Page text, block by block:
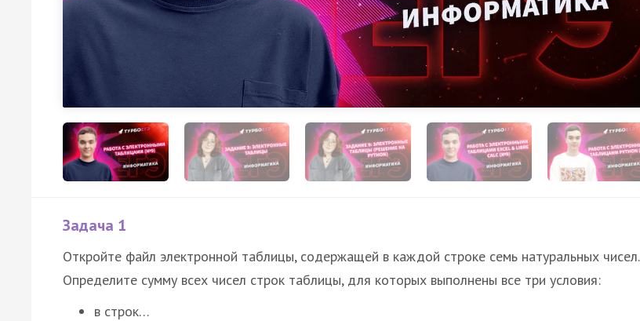
Задача 1
Откройте файл электронной таблицы, содержащей в каждой строке семь натуральных чисел.
Определите сумму всех чисел строк таблицы, для которых выполнены все три условия:
в строк…